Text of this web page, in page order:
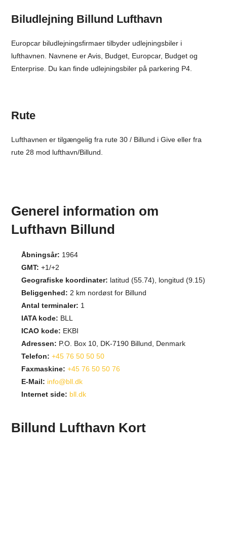
Biludlejning Billund Lufthavn
Europcar biludlejningsfirmaer tilbyder udlejningsbiler i
lufthavnen. Navnene er Avis, Budget, Europcar, Budget og
Enterprise. Du kan finde udlejningsbiler på parkering P4.
Rute
Lufthavnen er tilgængelig fra rute 30 / Billund i Give eller fra
rute 28 mod lufthavn/Billund.
Generel information om
Lufthavn Billund
Åbningsår: 1964
GMT: +1/+2
Geografiske koordinater: latitud (55.74), longitud (9.15)
Beliggenhed: 2 km nordøst for Billund
Antal terminaler: 1
IATA kode: BLL
ICAO kode: EKBI
Adressen: P.O. Box 10, DK-7190 Billund, Denmark
Telefon: +45 76 50 50 50
Faxmaskine: +45 76 50 50 76
E-Mail: info@bll.dk
Internet side: bll.dk
Billund Lufthavn Kort